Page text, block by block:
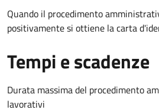
Quando il procedimento
positivamente si ottiene la carta
Tempi e scadenze
Durata massima del procedimento
lavorativi